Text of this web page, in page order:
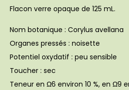
Flacon verre opaque de 125 mL.
Nom botanique : Corylus avellana
Organes pressés : noisette
Potentiel oxydatif : peu sensible
Toucher : sec
Teneur en Ω6 environ 10 %, en Ω9